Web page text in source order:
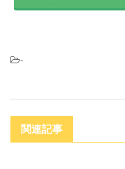
-
関連記事